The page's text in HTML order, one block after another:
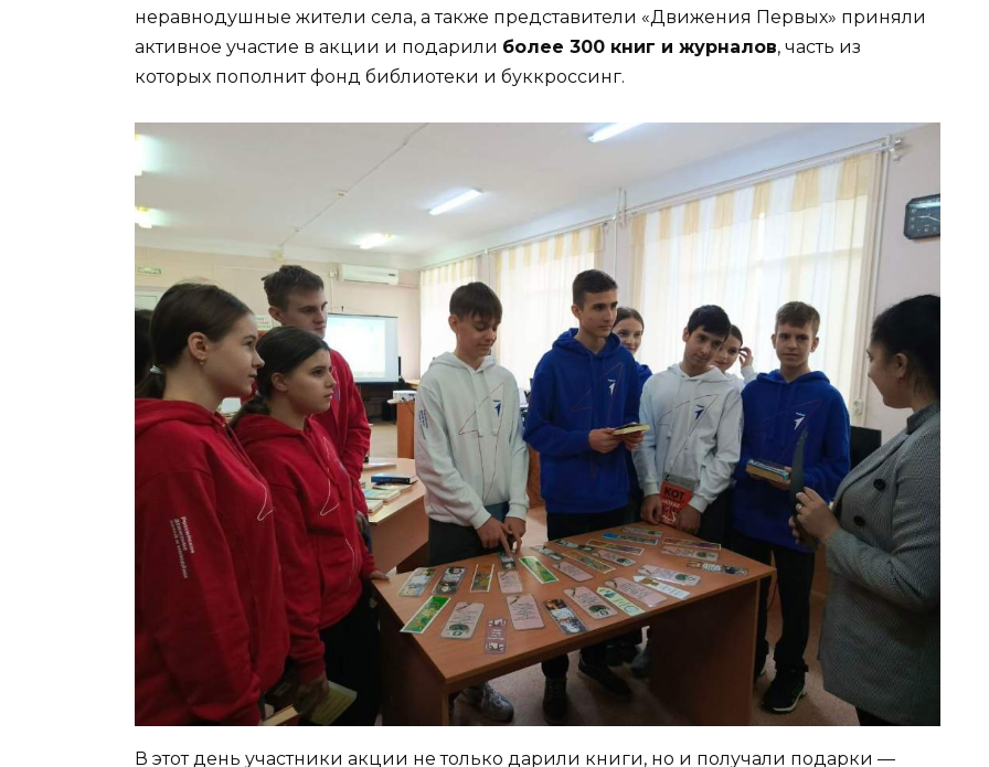
неравнодушные жители села, а также представители «Движения Первых» приняли
активное участие в акции и подарили более 300 книг и журналов, часть из
которых пополнит фонд библиотеки и буккроссинг.
В этот день участники акции не только дарили книги, но и получали подарки —